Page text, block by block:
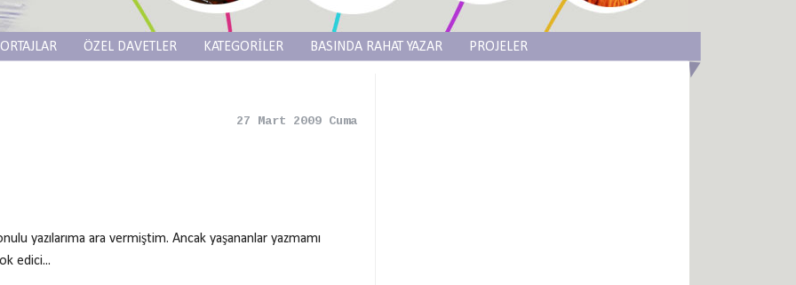
ÖZEL DAVETLER KATEGORİLER BASINDA RAHAT YAZAR PROJELER
27 Mart 2009 Cuma
yazılarıma ara vermiştim. Ancak yaşananlar yazmamı
edici...